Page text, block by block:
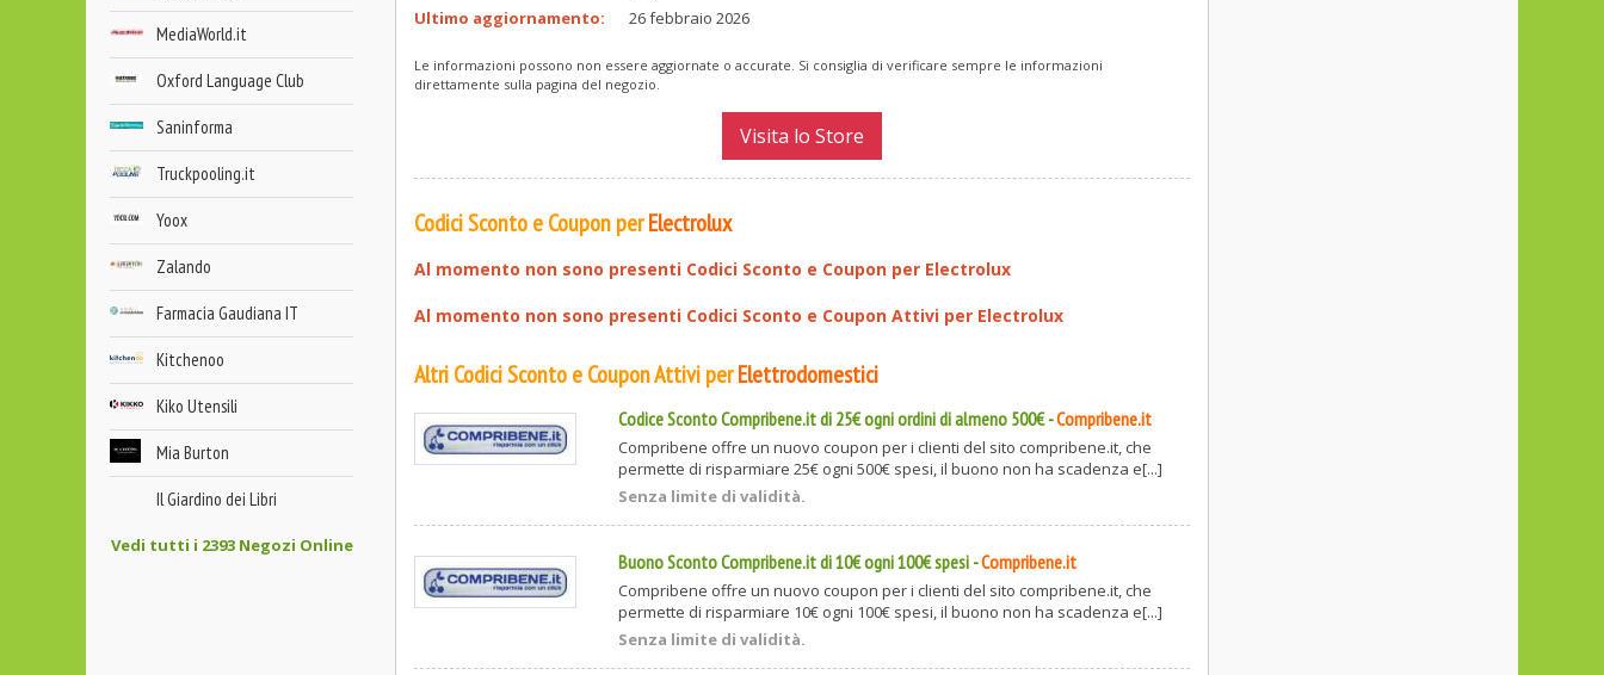
MediaWorld.it
Oxford Language Club
Saninforma
Truckpooling.it
Yoox
Zalando
Farmacia Gaudiana IT
Kitchenoo
Kiko Utensili
Mia Burton
Il Giardino dei Libri
Vedi tutti i 2393 Negozi Online
Ultimo aggiornamento:
26 febbraio 2026
Le informazioni possono non essere aggiornate o accurate. Si consiglia di verificare sempre le informazioni
direttamente sulla pagina del negozio.
Visita lo Store
Codici Sconto e Coupon perElectrolux
Al momento non sono presenti Codici Sconto e Coupon per Electrolux
Al momento non sono presenti Codici Sconto e Coupon Attivi per Electrolux
Altri Codici Sconto e Coupon Attivi perElettrodomestici
Codice Sconto Compribene.it di 25€ ogni ordini di almeno 500€-Compribene.it
Compribene offre un nuovo coupon per i clienti del sito compribene.it, che
permette di risparmiare 25€ ogni 500€ spesi, il buono non ha scadenza e[...]
Senza limite di validità.
Buono Sconto Compribene.it di 10€ ogni 100€ spesi -Compribene.it
Compribene offre un nuovo coupon per i clienti del sito compribene.it, che
permette di risparmiare 10€ ogni 100€ spesi, il buono non ha scadenza e[...]
Senza limite di validità.